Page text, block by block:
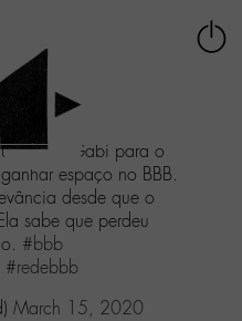
da Gabi para o
espaço no BBB.
desde que o
sabe que perdeu
#bbb
#redebbb
March 15, 2020